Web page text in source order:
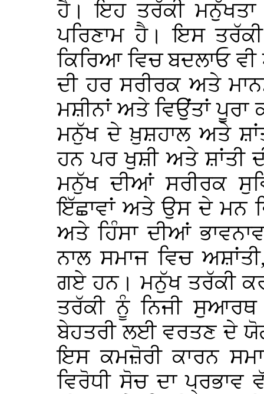
ਹੈ। ਇਹ ਤਰੱਕੀ ਮਨੁੱਖਤਾ
ਪਰਿਣਾਮ ਹੈ। ਇਸ
ਕਿਰਿਆ ਵਿਚ ਬਦਲਾਓ
ਦੀ ਹਰ ਸਰੀਰਕ ਅਤੇ
ਮਸ਼ੀਨਾਂ ਅਤੇ ਵਿਉਂਤਾਂ
ਮਨੁੱਖ ਦੇ ਖ਼ੁਸ਼ਹਾਲ ਅਤੇ
ਹਨ ਪਰ ਖੁਸ਼ੀ ਅਤੇ ਸ਼ਾਂਤੀ
ਮਨੁੱਖ ਦੀਆਂ ਸਰੀਰਕ
ਇੱਛਾਵਾਂ ਅਤੇ ਉਸ ਦੇ ਮਨ
ਅਤੇ ਹਿੰਸਾ ਦੀਆਂ
ਨਾਲ ਸਮਾਜ ਵਿਚ
ਗਏ ਹਨ। ਮਨੁੱਖ ਤਰੱਕੀ
ਤਰੱਕੀ ਨੂੰ ਨਿਜੀ
ਬੇਹਤਰੀ ਲਈ ਵਰਤਣ ਦੇ
ਇਸ ਕਮਜ਼ੋਰੀ ਕਾਰਨ
ਵਿਰੋਧੀ ਸੋਚ ਦਾ